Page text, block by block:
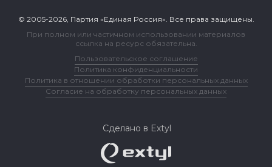
© 2005-2026, Партия «Единая Россия». Все права защищены.
При полном или частичном использовании материалов
ссылка на ресурс обязательна.
Пользовательское соглашение
Политика конфиденциальности
Политика в отношении обработки персональных данных
Согласие на обработку персональных данных
Сделано в Extyl